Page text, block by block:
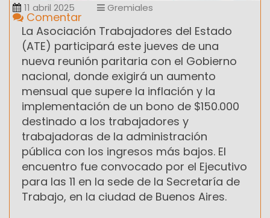
11 abril 2025 Gremiales
Comentar
La Asociación Trabajadores del Estado
(ATE) participará este jueves de una
nueva reunión paritaria con el Gobierno
nacional, donde exigirá un aumento
mensual que supere la inflación y la
implementación de un bono de $150.000
destinado a los trabajadores y
trabajadoras de la administración
pública con los ingresos más bajos. El
encuentro fue convocado por el Ejecutivo
para las 11 en la sede de la Secretaría de
Trabajo, en la ciudad de Buenos Aires.